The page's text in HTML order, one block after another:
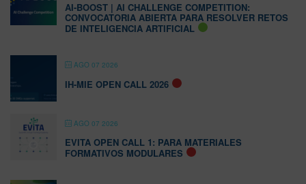
AI-BOOST | AI CHALLENGE COMPETITION:
CONVOCATORIA ABIERTA PARA RESOLVER RETOS
DE INTELIGENCIA ARTIFICIAL
AGO 07 2026
IH-MIE OPEN CALL 2026
AGO 07 2026
EVITA OPEN CALL 1: PARA MATERIALES
FORMATIVOS MODULARES